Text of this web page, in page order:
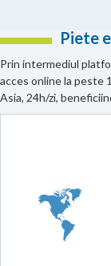
Piete
Prin intermediul
acces online la peste
Asia, 24h/zi,